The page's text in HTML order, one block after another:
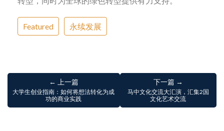
Featured 永续发展
← 上一篇
大学生创业指南：如何将想法转化为成
功的商业实践
下一篇 →
马中文化交流大汇演，汇集2国
文化艺术交流